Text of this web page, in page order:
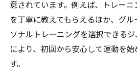
1回利用も可能な仙台ジムの魅
仙台ジムの1回利用体験で
ビジター利用ができる仙
意されています。例えば、トレー
を丁寧に教えてもらえるほか、グ
ソナルトレーニングを選択できる
により、初回から安心して運動を
す。